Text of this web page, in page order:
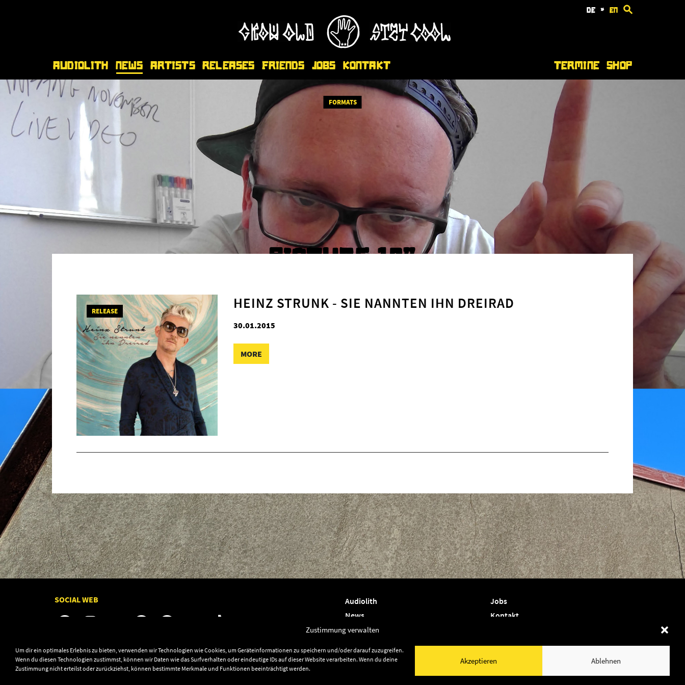
Zustimmung verwalten
Um dir ein optimales Erlebnis zu bieten, verwenden wir Technologien wie Cookies, um Geräteinformationen zu speichern und/oder darauf zuzugreifen.
Wenn du diesen Technologien zustimmst, können wir Daten wie das Surfverhalten oder eindeutige IDs auf dieser Website verarbeiten. Wenn du deine
Zustimmung nicht erteilst oder zurückziehst, können bestimmte Merkmale und Funktionen beeinträchtigt werden.
Akzeptieren Ablehnen
de * en
Audiolith News Artists Releases Friends Jobs Kontakt Termine Shop
FORMATS
PICTURE 12"
RELEASE HEINZ STRUNK - SIE NANNTEN IHN DREIRAD
30.01.2015
MORE
SOCIAL WEB
Audiolith
News
Artists
Friends
Jobs
Kontakt
Shop